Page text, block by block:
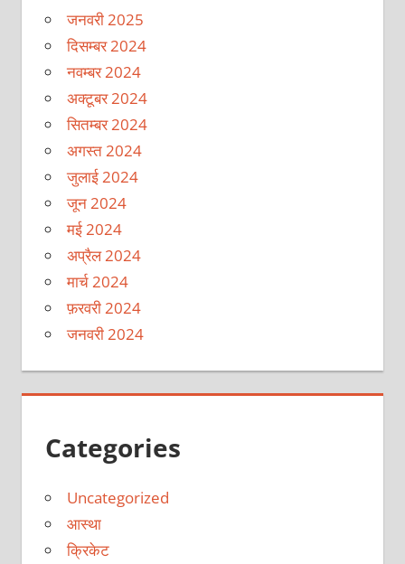
जनवरी 2025
दिसम्बर 2024
नवम्बर 2024
अक्टूबर 2024
सितम्बर 2024
अगस्त 2024
जुलाई 2024
जून 2024
मई 2024
अप्रैल 2024
मार्च 2024
फ़रवरी 2024
जनवरी 2024
Categories
Uncategorized
आस्था
क्रिकेट